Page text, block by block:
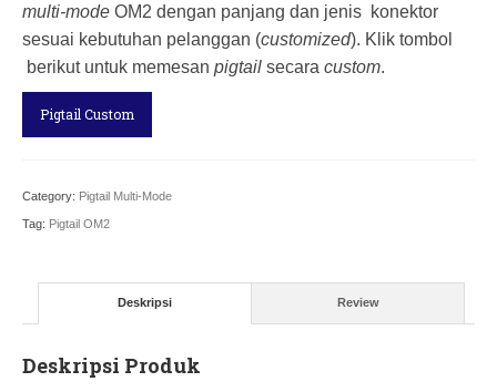
multi-mode OM2 dengan panjang dan jenis konektor
sesuai kebutuhan pelanggan (customized). Klik tombol
berikut untuk memesan pigtail secara custom.
Pigtail Custom
Category: Pigtail Multi-Mode
Tag: Pigtail OM2
Deskripsi Review
Deskripsi Produk